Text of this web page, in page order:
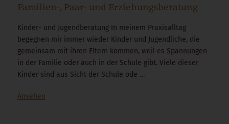
Familien-, Paar- und Erziehungsberatung
Kinder- und Jugendberatung In meinem Praxisalltag
begegnen mir immer wieder Kinder und Jugendliche, die
gemeinsam mit ihren Eltern kommen, weil es Spannungen
in der Familie oder auch in der Schule gibt. Viele dieser
Kinder sind aus Sicht der Schule ode …
Ansehen